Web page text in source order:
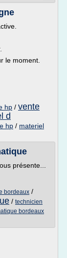
le moment.
hp / vente
d
hp / materiel
présente...
bordeaux /
/ technicien
bordeaux